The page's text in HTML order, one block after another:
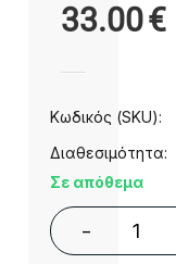
33.00€
Κωδικός (SKU):
Διαθεσιμότητα:
Σε απόθεμα
−